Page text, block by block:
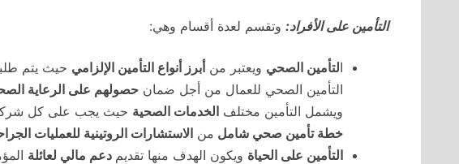
التأمين على الأفراد: وتقسم لعدة أقسام وهي:
التأمين الصحي ويعتبر منأبرز أنواع التأمين الإلزامي حيث يتم
التأمين الصحي للعمال من أجل ضمان حصولهم على الرعاية
ويشمل التأمين مختلف الخدمات الصحية حيث يجب على كل شركة
خطة تأمين صحي شامل من الاستشارات الروتينية للعمليات
التأمين على الحياة ويكون الهدف منها تقديم دعم مالي لعائلة